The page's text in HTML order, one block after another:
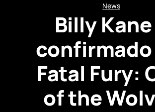
News
Billy
confirmado
Fatal Fury:
of the